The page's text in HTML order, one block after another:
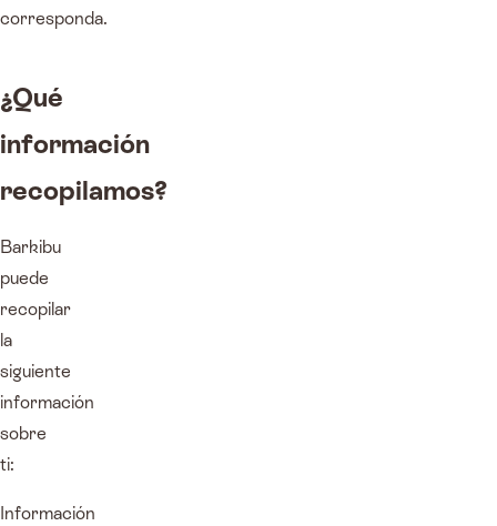
corresponda.
¿Qué
información
recopilamos?
Barkibu
puede
recopilar
la
siguiente
información
sobre
ti:
Información